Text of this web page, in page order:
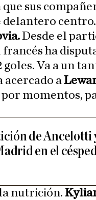
sus
delantero centro.
Desde el
ha
Va a un
acercado a
momentos,
de Ancelotti
en el césped
nutrición.